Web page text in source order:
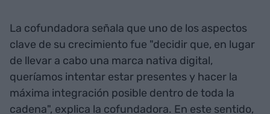
La cofundadora señala que uno de los aspectos
clave de su crecimiento fue "decidir que, en lugar
de llevar a cabo una marca nativa digital,
queríamos intentar estar presentes y hacer la
máxima integración posible dentro de toda la
cadena", explica la cofundadora. En este sentido,